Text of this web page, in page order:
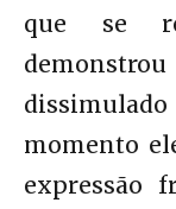
que se
momento
expressão